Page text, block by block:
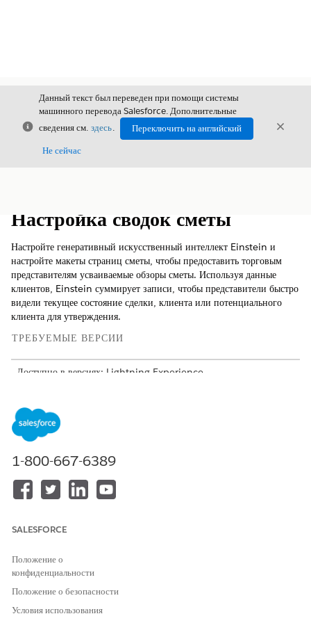
Закрыть
Данный текст был переведен при помощи системы
машинного перевода Salesforce. Дополнительные
сведения см. здесь.
Переключить на английский
Не сейчас
Настройка сводок сметы
Настройте генеративный искусственный интеллект Einstein и
настройте макеты страниц сметы, чтобы предоставить торговым
представителям усваиваемые обзоры сметы. Используя данные
клиентов, Einstein суммирует записи, чтобы представители быстро
видели текущее состояние сделки, клиента или потенциального
клиента для утверждения.
ТРЕБУЕМЫЕ ВЕРСИИ
Доступно в версиях: Lightning Experience
Developer
Transaction Management и Einstein for Sales
для доступа к генеративным функциям искусственного
интеллекта.
Включите Конструктор подсказок для создания шаблонов
Назначьте нужные наборы полномочий пользователям.
Пользователь шаблона напоминания
Пользователь сводок по продажам Einstein
1-800-667-6389
SALESFORCE
Положение о
конфиденциальности
Положение о безопасности
Условия использования